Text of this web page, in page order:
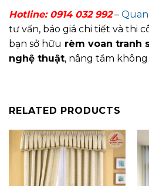
Hotline: 0914 032 992–
tư vấn, báo giá chi tiết và thi
bạn sở hữu rèm voan tranh
nghệ thuật, nâng tầm không
RELATED PRODUCTS